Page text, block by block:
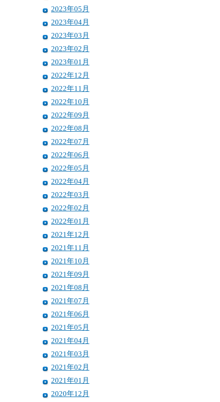
2023年05月
2023年04月
2023年03月
2023年02月
2023年01月
2022年12月
2022年11月
2022年10月
2022年09月
2022年08月
2022年07月
2022年06月
2022年05月
2022年04月
2022年03月
2022年02月
2022年01月
2021年12月
2021年11月
2021年10月
2021年09月
2021年08月
2021年07月
2021年06月
2021年05月
2021年04月
2021年03月
2021年02月
2021年01月
2020年12月